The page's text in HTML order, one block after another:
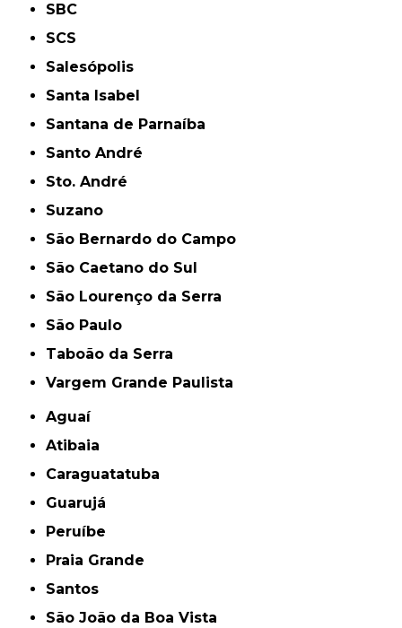
SBC
SCS
Salesópolis
Santa Isabel
Santana de Parnaíba
Santo André
Sto. André
Suzano
São Bernardo do Campo
São Caetano do Sul
São Lourenço da Serra
São Paulo
Taboão da Serra
Vargem Grande Paulista
Aguaí
Atibaia
Caraguatatuba
Guarujá
Peruíbe
Praia Grande
Santos
São João da Boa Vista